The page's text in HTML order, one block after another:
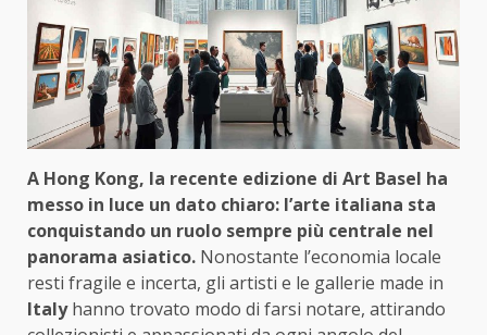
A Hong Kong, la recente edizione di Art Basel ha
messo in luce un dato chiaro: l’arte italiana sta
conquistando un ruolo sempre più centrale nel
panorama asiatico. Nonostante l’economia locale
resti fragile e incerta, gli artisti e le gallerie made in
Italyhanno trovato modo di farsi notare, attirando